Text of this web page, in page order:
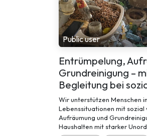
Public user
Entrümpelung,
Grundreinigung –
Begleitung bei
Wir unterstützen Menschen
Lebenssituationen mit sozial
Aufräumung und
Haushalten mit starker